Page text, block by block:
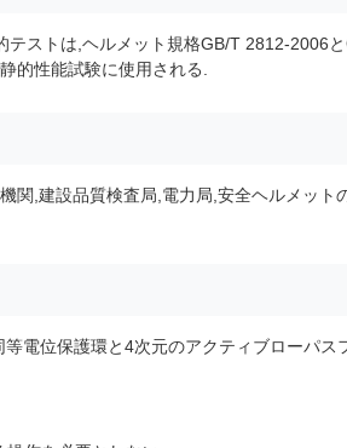
ストは,ヘルメット規格GB/T 2812-2006
的性能試験に使用される.
関,建設品質検査局,電力局,安全ヘルメット
電位保護環と4次元のアクティブローパス